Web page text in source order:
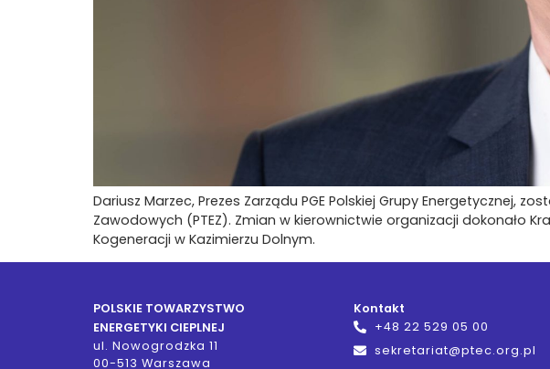
Dariusz Marzec, Prezes Zarządu PGE Polskiej Grupy Energetycznej,
Zawodowych (PTEZ). Zmian w kierownictwie organizacji dokonało
Kogeneracji w Kazimierzu Dolnym.
POLSKIE TOWARZYSTWO
ENERGETYKI CIEPLNEJ
ul. Nowogrodzka 11
00-513 Warszawa
Kontakt
+48 22 529 05 00
sekretariat@ptec.org.pl